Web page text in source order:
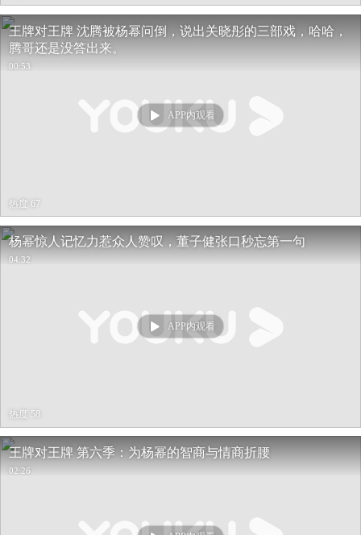
王牌对王牌 沈腾被杨幂问倒，说出关晓彤的三部戏，哈哈，
腾哥还是没答出来。
00:53
APP内观看
热度 67
杨幂惊人记忆力惹众人赞叹，董子健张口秒忘第一句
04:32
APP内观看
热度 58
王牌对王牌 第六季：为杨幂的智商与情商折腰
02:26